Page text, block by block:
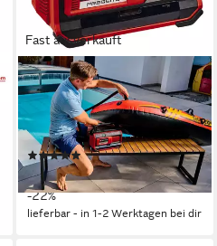
Fast ausverkauft
EINHELL
Kompressor PRESSITO
18/25, max. 11 bar, ohne Akku
und Ladegerät
(8)
74,99 € UVP95,95 €
-22%
lieferbar - in 1-2 Werktagen bei dir